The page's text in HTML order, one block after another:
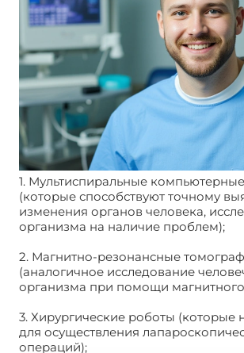
1. Мультиспиральные
(которые способствуют точному
изменения органов человека,
организма на наличие проблем);
2. Магнитно-резонансные
(аналогичное исследование
организма при помощи
3. Хирургические роботы (которые
для осуществления
операций);